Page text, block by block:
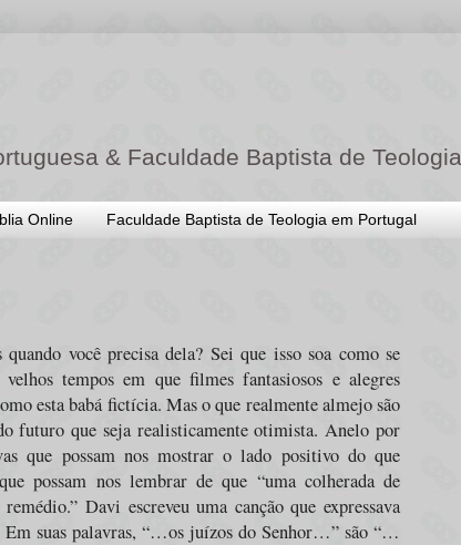
& Faculdade Baptista de Teologia
Online Faculdade Baptista de Teologia em Portugal
você precisa dela? Sei que isso soa como se
velhos tempos em que filmes fantasiosos e alegres
esta babá fictícia. Mas o que realmente almejo são
futuro que seja realisticamente otimista. Anelo por
que possam nos mostrar o lado positivo do que
possam nos lembrar de que “uma colherada de
Davi escreveu uma canção que expressava
Em suas palavras, “…os juízos do Senhor…” são “…